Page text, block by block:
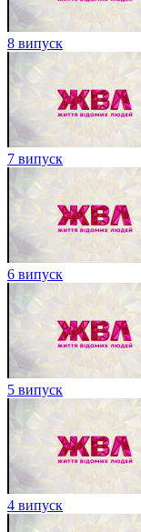
8 випуск
7 випуск
6 випуск
5 випуск
4 випуск